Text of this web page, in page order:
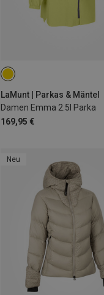
LaMunt | Parkas & Mäntel
Damen Emma 2.5l Parka
169,95 €
ONE SIZE
Neu